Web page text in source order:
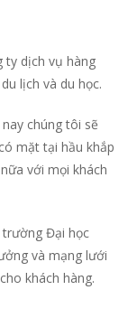
ty dịch vụ hàng
lịch và du học.
chúng tôi sẽ
mặt tại hầu khắp
với mọi khách
trường Đại học
và mạng lưới
khách hàng.